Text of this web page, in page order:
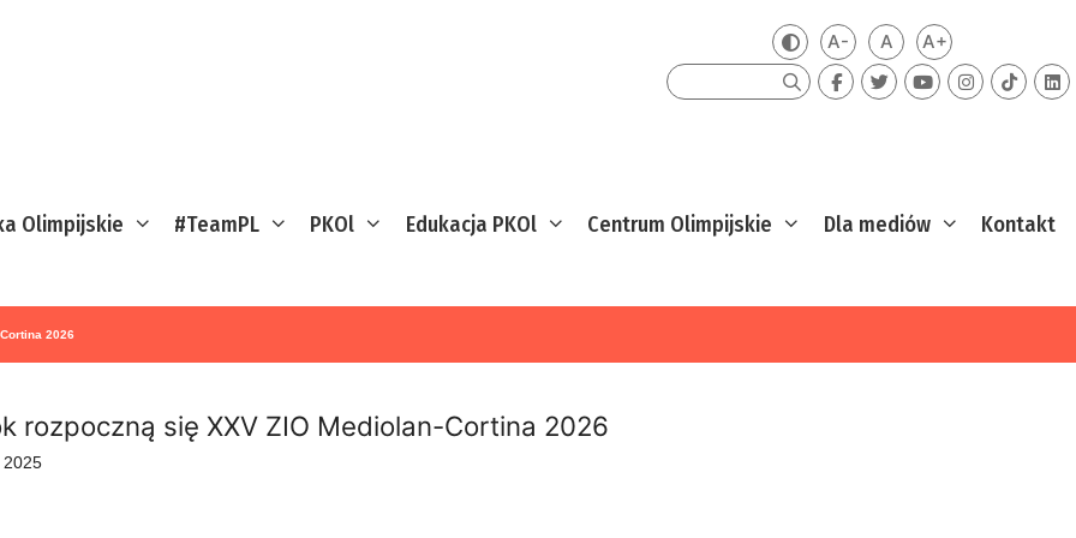
Zmień kontrast
A-Mniejsza czcionka
ADomyślna czcionka
A+Większa
Szukaj
Olimpijskie #TeamPL PKOl Edukacja PKOl Centrum Olimpijskie Dla mediów Kontakt
2026
rozpoczną się XXV ZIO Mediolan-Cortina 2026
2025